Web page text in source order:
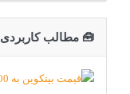
🧰 مطالب کاربردی